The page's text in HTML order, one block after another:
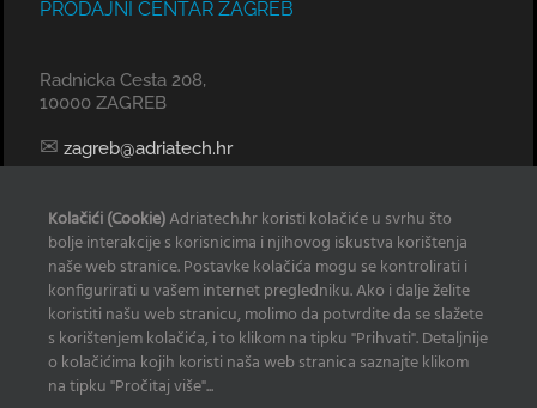
PRODAJNI CENTAR ZAGREB
Radnicka Cesta 208,
10000 ZAGREB
✉ zagreb@adriatech.hr
Tel: 098 329 239
✉ radan@adriatech.hr
INFO
Kolačići (Cookie)Adriatech.hr koristi kolačiće u svrhu što
bolje interakcije s korisnicima i njihovog iskustva korištenja
naše web stranice. Postavke kolačića mogu se kontrolirati i
konfigurirati u vašem internet pregledniku. Ako i dalje želite
koristiti našu web stranicu, molimo da potvrdite da se slažete
s korištenjem kolačića, i to klikom na tipku "Prihvati". Detaljnije
o kolačićima kojih koristi naša web stranica saznajte klikom
na tipku "Pročitaj više"...